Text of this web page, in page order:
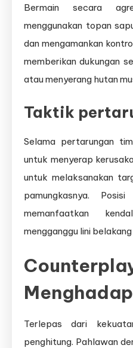
Bermain secara
menggunakan topan
dan mengamankan
memberikan dukungan
atau menyerang hutan
Taktik
Selama pertarungan
untuk menyerap
untuk melaksanakan
pamungkasnya.
memanfaatkan
mengganggu lini belakang
Terlepas dari
penghitung. Pahlawan